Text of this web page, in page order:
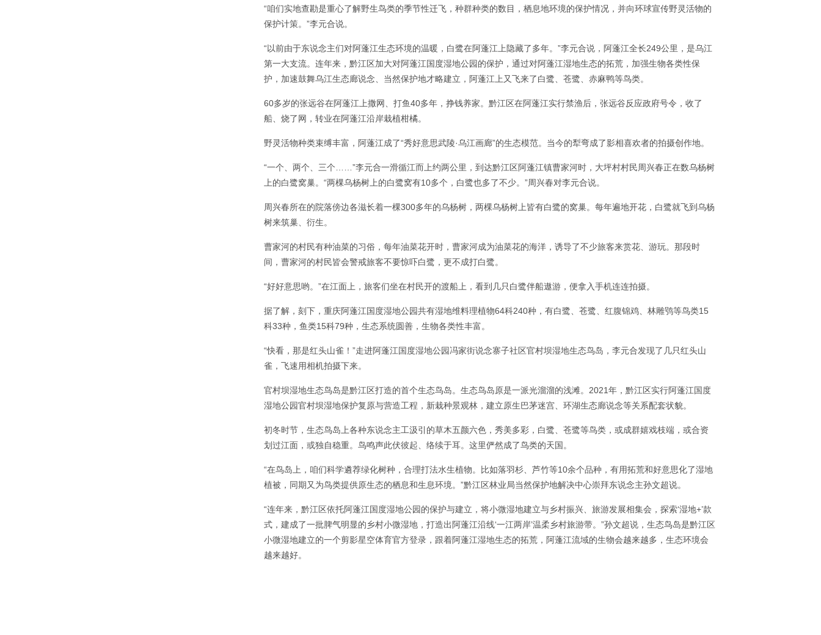
“咱们实地查勘是重心了解野生鸟类的季节性迁飞，种群种类的数目，栖息地环境的保护情况，并向环球宣传野灵活物的
保护计策。”李元合说。
“以前由于东说念主们对阿蓬江生态环境的温暖，白鹭在阿蓬江上隐藏了多年。”李元合说，阿蓬江全长249公里，是乌江
第一大支流。连年来，黔江区加大对阿蓬江国度湿地公园的保护，通过对阿蓬江湿地生态的拓荒，加强生物各类性保
护，加速鼓舞乌江生态廊说念、当然保护地才略建立，阿蓬江上又飞来了白鹭、苍鹭、赤麻鸭等鸟类。
60多岁的张远谷在阿蓬江上撒网、打鱼40多年，挣钱养家。黔江区在阿蓬江实行禁渔后，张远谷反应政府号令，收了
船、烧了网，转业在阿蓬江沿岸栽植柑橘。
野灵活物种类束缚丰富，阿蓬江成了“秀好意思武陵·乌江画廊”的生态模范。当今的犁弯成了影相喜欢者的拍摄创作地。
“一个、两个、三个……”李元合一滑循江而上约两公里，到达黔江区阿蓬江镇曹家河时，大坪村村民周兴春正在数乌杨树
上的白鹭窝巢。“两棵乌杨树上的白鹭窝有10多个，白鹭也多了不少。”周兴春对李元合说。
周兴春所在的院落傍边各滋长着一棵300多年的乌杨树，两棵乌杨树上皆有白鹭的窝巢。每年遍地开花，白鹭就飞到乌杨
树来筑巢、衍生。
曹家河的村民有种油菜的习俗，每年油菜花开时，曹家河成为油菜花的海洋，诱导了不少旅客来赏花、游玩。那段时
间，曹家河的村民皆会警戒旅客不要惊吓白鹭，更不成打白鹭。
“好好意思哟。”在江面上，旅客们坐在村民开的渡船上，看到几只白鹭伴船遨游，便拿入手机连连拍摄。
据了解，刻下，重庆阿蓬江国度湿地公园共有湿地维料理植物64科240种，有白鹭、苍鹭、红腹锦鸡、林雕鸮等鸟类15
科33种，鱼类15科79种，生态系统圆善，生物各类性丰富。
“快看，那是红头山雀！”走进阿蓬江国度湿地公园冯家街说念寨子社区官村坝湿地生态鸟岛，李元合发现了几只红头山
雀，飞速用相机拍摄下来。
官村坝湿地生态鸟岛是黔江区打造的首个生态鸟岛。生态鸟岛原是一派光溜溜的浅滩。2021年，黔江区实行阿蓬江国度
湿地公园官村坝湿地保护复原与营造工程，新栽种景观林，建立原生巴茅迷宫、环湖生态廊说念等关系配套状貌。
初冬时节，生态鸟岛上各种东说念主工汲引的草木五颜六色，秀美多彩，白鹭、苍鹭等鸟类，或成群嬉戏枝端，或合资
划过江面，或独自稳重。鸟鸣声此伏彼起、络续于耳。这里俨然成了鸟类的天国。
“在鸟岛上，咱们科学遴荐绿化树种，合理打法水生植物。比如落羽杉、芦竹等10余个品种，有用拓荒和好意思化了湿地
植被，同期又为鸟类提供原生态的栖息和生息环境。”黔江区林业局当然保护地解决中心崇拜东说念主孙文超说。
“连年来，黔江区依托阿蓬江国度湿地公园的保护与建立，将小微湿地建立与乡村振兴、旅游发展相集会，探索‘湿地+’款
式，建成了一批脾气明显的乡村小微湿地，打造出阿蓬江沿线‘一江两岸’温柔乡村旅游带。”孙文超说，生态鸟岛是黔江区
小微湿地建立的一个剪影星空体育官方登录，跟着阿蓬江湿地生态的拓荒，阿蓬江流域的生物会越来越多，生态环境会
越来越好。